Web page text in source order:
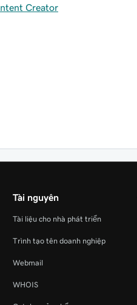
Creator
Tài nguyên
Tài liệu cho nhà phát triển
Trình tạo tên doanh nghiệp
Webmail
WHOIS